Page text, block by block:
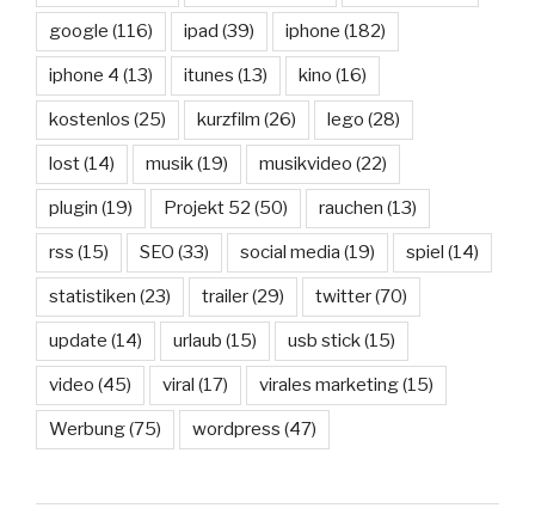
google (116) ipad (39) iphone (182)
iphone 4 (13) itunes (13) kino (16)
kostenlos (25) kurzfilm (26) lego (28)
lost(14) musik(19) musikvideo (22)
plugin (19) Projekt 52 (50) rauchen (13)
rss (15) SEO (33) social media (19) spiel (14)
statistiken (23) trailer(29) twitter(70)
update (14) urlaub (15) usb stick(15)
video (45) viral (17) virales marketing(15)
Werbung(75) wordpress (47)